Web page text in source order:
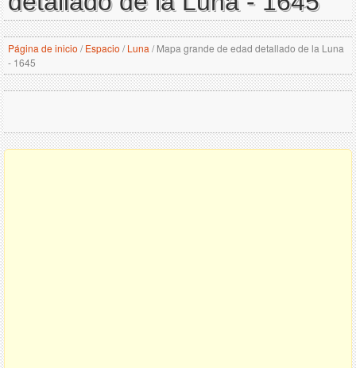
Página de inicio / Espacio / Luna /Mapa grande de edad detallado de la Luna
- 1645